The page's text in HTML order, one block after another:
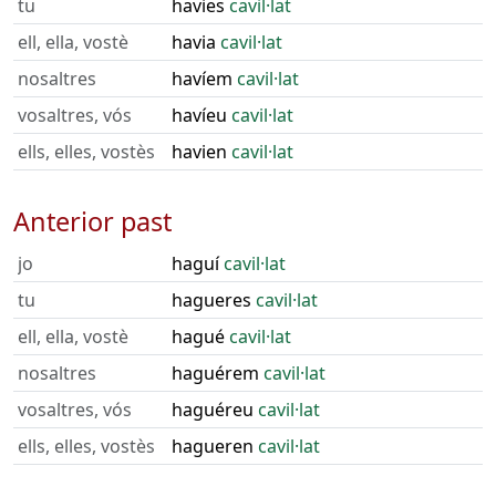
tu havies cavil·lat
ell, ella, vostè
havia cavil·lat
nosaltres
havíem cavil·lat
vosaltres, vós
havíeu cavil·lat
ells, elles, vostès
havien cavil·lat
Anterior past
jo haguícavil·lat
tu
hagueres cavil·lat
ell, ella, vostè
haguécavil·lat
nosaltres
haguérem cavil·lat
vosaltres, vós
haguéreu cavil·lat
ells, elles, vostès
hagueren cavil·lat